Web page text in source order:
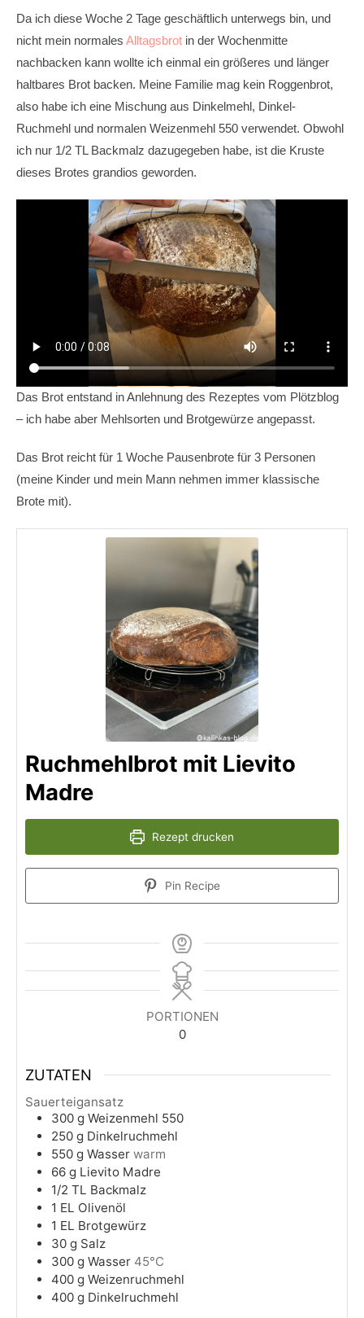
Da ich diese Woche 2 Tage geschäftlich unterwegs bin, und
nicht mein normales Alltagsbrot in der Wochenmitte
nachbacken kann wollte ich einmal ein größeres und länger
haltbares Brot backen. Meine Familie mag kein Roggenbrot,
also habe ich eine Mischung aus Dinkelmehl, Dinkel-
Ruchmehl und normalen Weizenmehl 550 verwendet. Obwohl
ich nur 1/2 TL Backmalz dazugegeben habe, ist die Kruste
dieses Brotes grandios geworden.
Das Brot entstand in Anlehnung des Rezeptes vom Plötzblog
– ich habe aber Mehlsorten und Brotgewürze angepasst.
Das Brot reicht für 1 Woche Pausenbrote für 3 Personen
(meine Kinder und mein Mann nehmen immer klassische
Brote mit).
Ruchmehlbrot mit Lievito
Madre
Rezept drucken
Pin Recipe
PORTIONEN
0
ZUTATEN
Sauerteigansatz
300 g Weizenmehl 550
250 g Dinkelruchmehl
550 g Wasser warm
66 g Lievito Madre
1/2 TL Backmalz
1 EL Olivenöl
1 EL Brotgewürz
30 g Salz
300 g Wasser 45°C
400 g Weizenruchmehl
400 g Dinkelruchmehl